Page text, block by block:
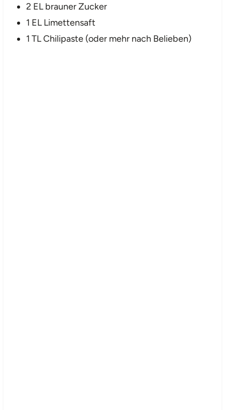
2 EL brauner Zucker
1 EL Limettensaft
1 TL Chilipaste (oder mehr nach Belieben)